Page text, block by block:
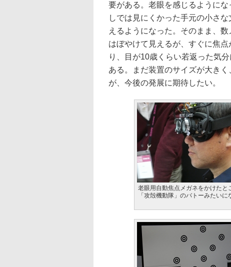
要がある。老眼を感じるように
しでは見にくかった手元の小さ
えるようになった。そのまま、
はぼやけて見えるが、すぐに焦
り、目が10歳くらい若返った気
ある。まだ装置のサイズが大き
が、今後の発展に期待したい。
老眼用自動焦点メガネをかけたと
「攻殻機動隊」のバトーみたいに